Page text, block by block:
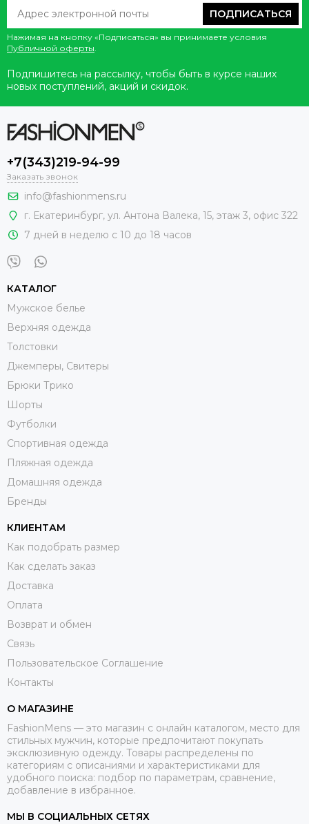
ПОДПИСАТЬСЯ
Нажимая на кнопку «Подписаться» вы принимаете условия
Публичной оферты.
Подпишитесь на рассылку, чтобы быть в курсе наших
новых поступлений, акций и скидок.
+7(343)219-94-99
Заказать звонок
info@fashionmens.ru
г. Екатеринбург, ул. Антона Валека, 15, этаж 3, офис 322
7 дней в неделю с 10 до 18 часов
КАТАЛОГ
Мужское белье
Верхняя одежда
Толстовки
Джемперы, Свитеры
Брюки Трико
Шорты
Футболки
Спортивная одежда
Пляжная одежда
Домашняя одежда
Бренды
КЛИЕНТАМ
Как подобрать размер
Как сделать заказ
Доставка
Оплата
Возврат и обмен
Связь
Пользовательское Соглашение
Контакты
О МАГАЗИНЕ
FashionMens — это магазин с онлайн каталогом, место для
стильных мужчин, которые предпочитают покупать
эксклюзивную одежду. Товары распределены по
категориям с описаниями и характеристиками для
удобного поиска: подбор по параметрам, сравнение,
добавление в избранное.
МЫ В СОЦИАЛЬНЫХ СЕТЯХ